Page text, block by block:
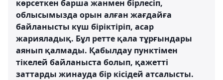
көрсеткен барша жанмен бірлесіп,
облысымызда орын алған жағдайға
байланысты күш біріктіріп, асар
жарияладық. Бұл ретте қала тұрғындары
аянып қалмады. Қабылдау пунктімен
тікелей байланыста болып, қажетті
заттарды жинауда бір кісідей атсалысты.